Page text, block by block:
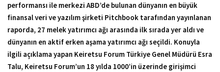
performansı ile merkezi ABD’de bulunan dünyanın en büyük
finansal veri ve yazılım şirketi Pitchbook tarafından yayınlanan
raporda, 27 melek yatırımcı ağı arasında ilk sırada yer aldı ve
dünyanın en aktif erken aşama yatırımcı ağı seçildi. Konuyla
ilgili açıklama yapan Keiretsu Forum Türkiye Genel Müdürü Esra
Talu, Keiretsu Forum’un 18 yılda 1000’in üzerinde girişimci